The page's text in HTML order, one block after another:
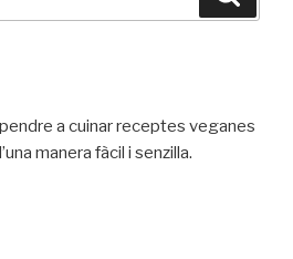
a cuinar receptes veganes
manera fàcil i senzilla.